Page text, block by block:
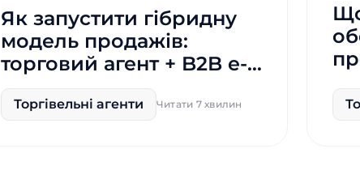
Як запустити гібридну
модель продажів:
торговий агент + B2B e-
commerce
Торгівельні агенти Читати 7 хвилин